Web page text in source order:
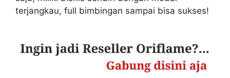
terjangkau, full bimbingan sampai bisa sukses!